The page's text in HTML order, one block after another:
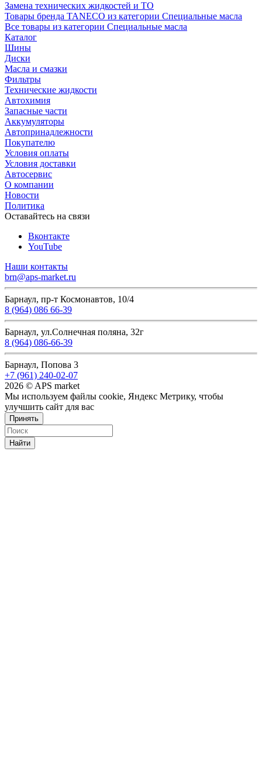
Замена технических жидкостей и ТО
Товары бренда TANECO из категории Специальные масла
Все товары из категории Специальные масла
Каталог
Шины
Диски
Масла и смазки
Фильтры
Технические жидкости
Автохимия
Запасные части
Аккумуляторы
Автопринадлежности
Покупателю
Условия оплаты
Условия доставки
Автосервис
О компании
Новости
Политика
Оставайтесь на связи
Вконтакте
YouTube
Наши контакты
brn@aps-market.ru
Барнаул, пр-т Космонавтов, 10/4
8 (964) 086 66-39
Барнаул, ул.Солнечная поляна, 32г
8 (964) 086-66-39
Барнаул, Попова 3
+7 (961) 240-02-07
2026 © APS market
Мы используем файлы cookie, Яндекс Метрику, чтобы
улучшить сайт для вас
Принять
Найти